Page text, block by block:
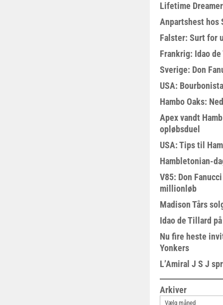
Lifetime
Anpartshest hos
Falster: Surt for
Frankrig: Idao
Sverige: Don
USA:
Hambo Oaks:
Apex vandt
opløbsduel
USA: Tips til
Hambletonian-
V85: Don
millionløb
Madison Tårs
Idao de Tillard
Nu fire heste
Yonkers
L’Amiral J S J
Arkiver